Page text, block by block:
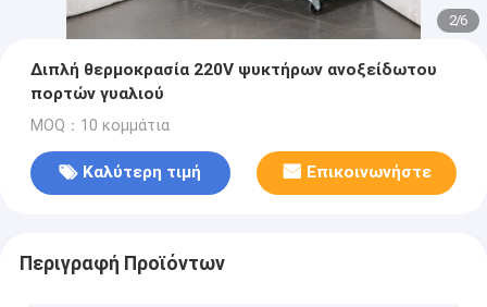
2/6
Διπλή θερμοκρασία 220V ψυκτήρων ανοξείδωτου
πορτών γυαλιού
MOQ：10 κομμάτια
Καλύτερη τιμή Επικοινωνήστε
Περιγραφή Προϊόντων